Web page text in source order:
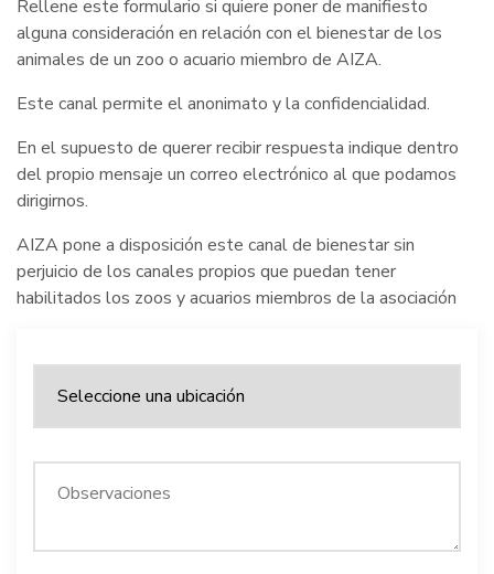
Rellene este formulario si quiere poner de manifiesto
alguna consideración en relación con el bienestar de los
animales de un zoo o acuario miembro de AIZA.
Este canal permite el anonimato y la confidencialidad.
En el supuesto de querer recibir respuesta indique dentro
del propio mensaje un correo electrónico al que podamos
dirigirnos.
AIZA pone a disposición este canal de bienestar sin
perjuicio de los canales propios que puedan tener
habilitados los zoos y acuarios miembros de la asociación